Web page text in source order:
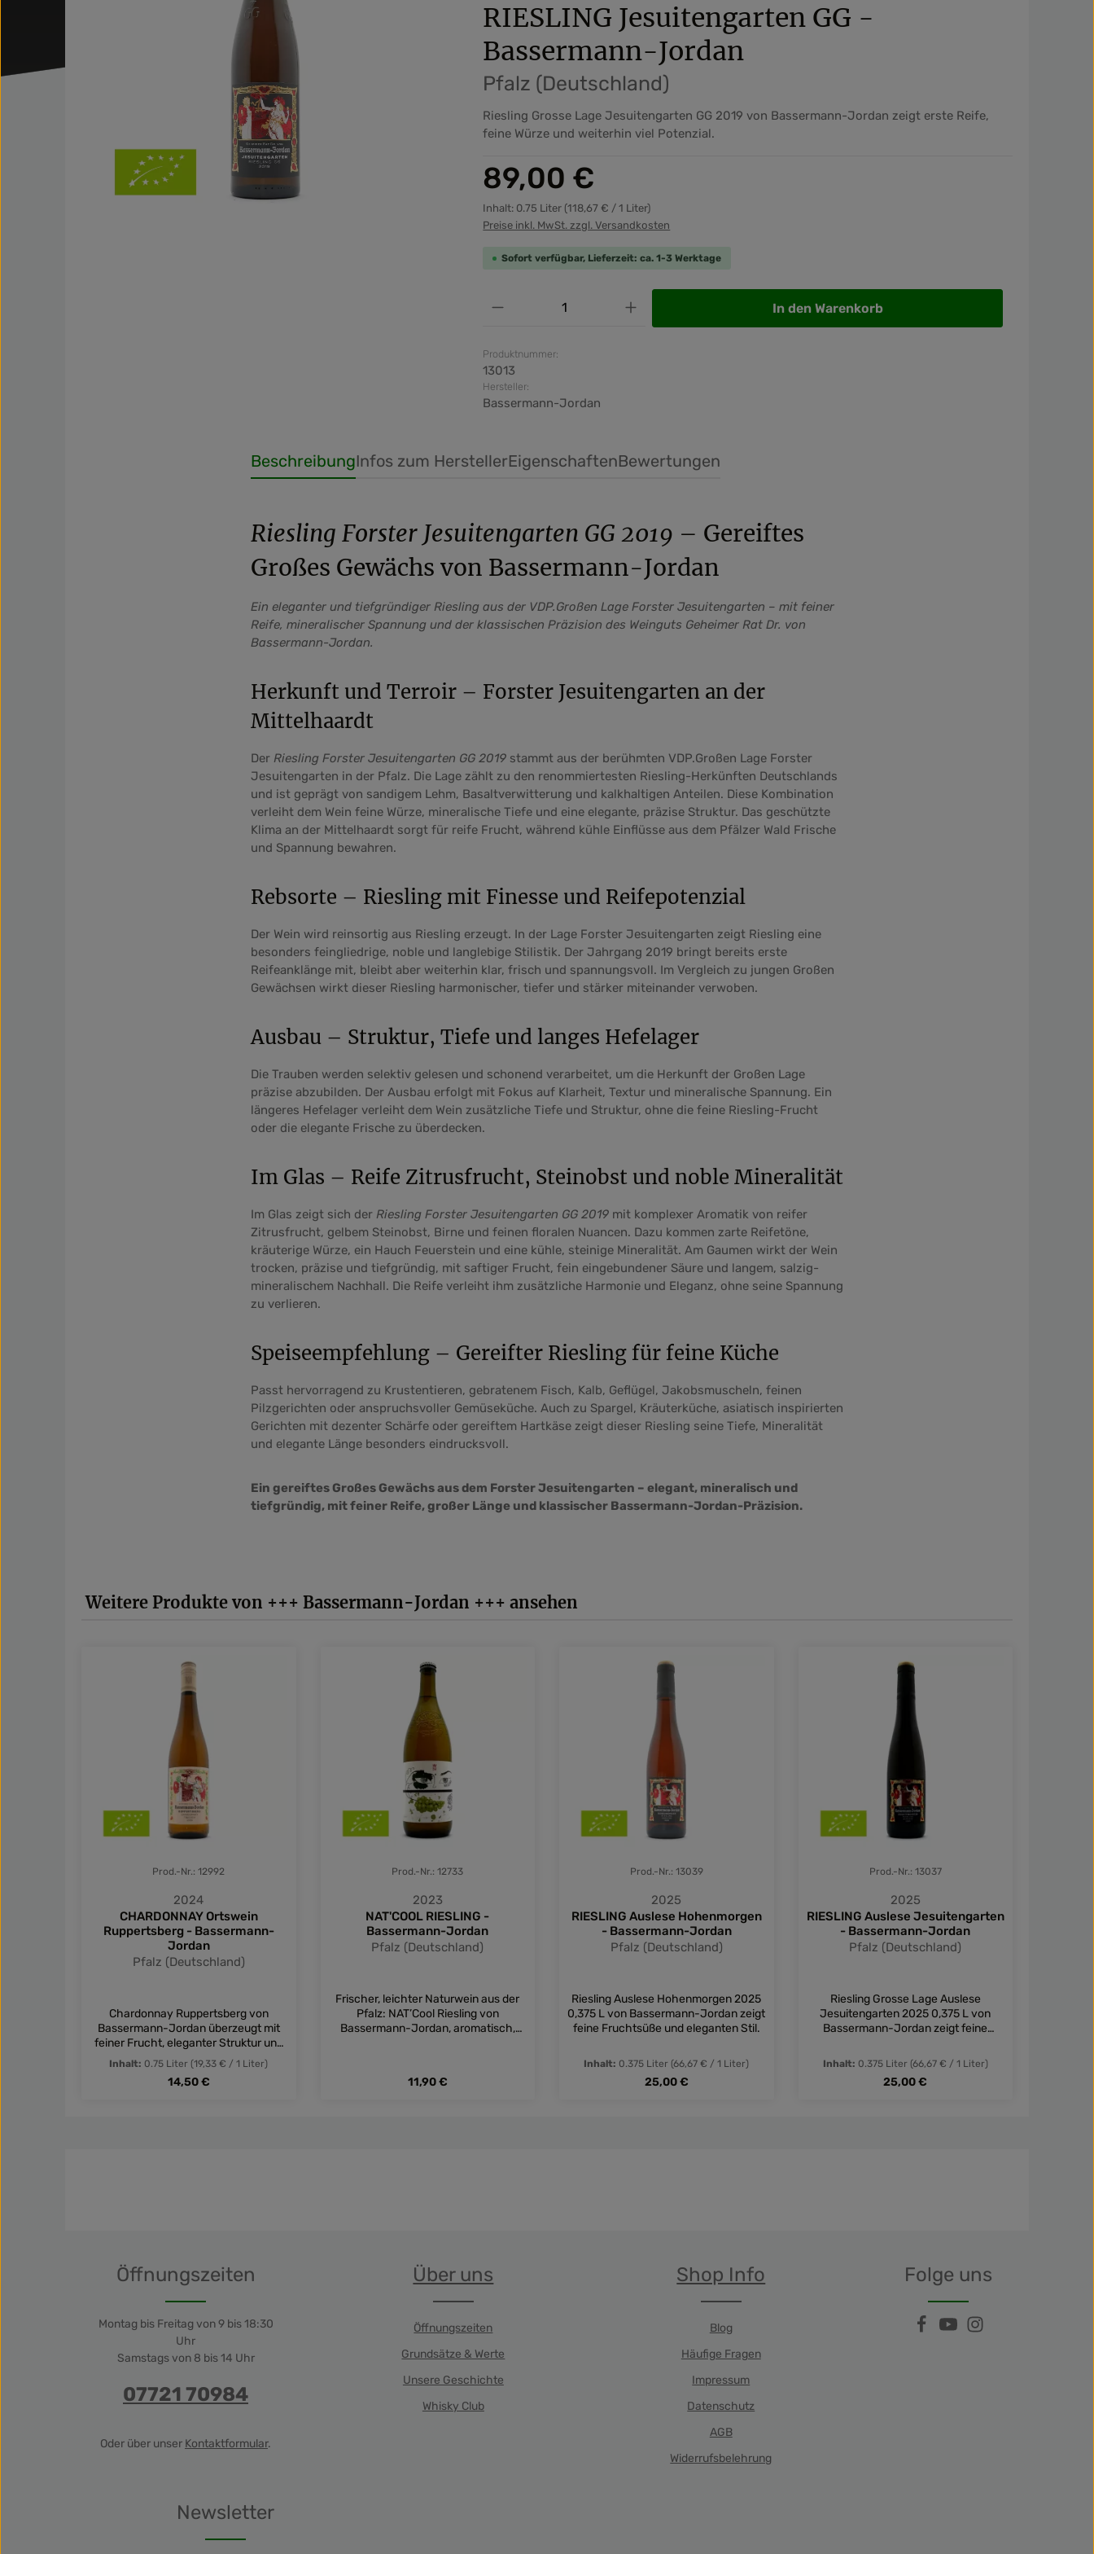
RIESLING Jesuitengarten GG -
Bassermann-Jordan
Pfalz (Deutschland)
Riesling Grosse Lage Jesuitengarten GG 2019 von Bassermann-Jordan zeigt erste Reife,
feine Würze und weiterhin viel Potenzial.
Regulärer Preis:
89,00 €
Inhalt: 0.75 Liter (118,67 € / 1 Liter)
Preise inkl. MwSt. zzgl. Versandkosten
Sofort verfügbar, Lieferzeit: ca. 1-3 Werktage
Produkt Anzahl: Gib den gewünschten Wert ein oder benutze die
In den Warenkorb
Produktnummer:
13013
Hersteller:
Bassermann-Jordan
BeschreibungInfos zum HerstellerEigenschaftenBewertungen
Riesling Forster Jesuitengarten GG 2019 – Gereiftes
Großes Gewächs von Bassermann-Jordan
Ein eleganter und tiefgründiger Riesling aus der VDP.Großen Lage Forster Jesuitengarten – mit feiner
Reife, mineralischer Spannung und der klassischen Präzision des Weinguts Geheimer Rat Dr. von
Bassermann-Jordan.
Herkunft und Terroir – Forster Jesuitengarten an der
Mittelhaardt
Der Riesling Forster Jesuitengarten GG 2019 stammt aus der berühmten VDP.Großen Lage Forster
Jesuitengarten in der Pfalz. Die Lage zählt zu den renommiertesten Riesling-Herkünften Deutschlands
und ist geprägt von sandigem Lehm, Basaltverwitterung und kalkhaltigen Anteilen. Diese Kombination
verleiht dem Wein feine Würze, mineralische Tiefe und eine elegante, präzise Struktur. Das geschützte
Klima an der Mittelhaardt sorgt für reife Frucht, während kühle Einflüsse aus dem Pfälzer Wald Frische
und Spannung bewahren.
Rebsorte – Riesling mit Finesse und Reifepotenzial
Der Wein wird reinsortig aus Riesling erzeugt. In der Lage Forster Jesuitengarten zeigt Riesling eine
besonders feingliedrige, noble und langlebige Stilistik. Der Jahrgang 2019 bringt bereits erste
Reifeanklänge mit, bleibt aber weiterhin klar, frisch und spannungsvoll. Im Vergleich zu jungen Großen
Gewächsen wirkt dieser Riesling harmonischer, tiefer und stärker miteinander verwoben.
Ausbau – Struktur, Tiefe und langes Hefelager
Die Trauben werden selektiv gelesen und schonend verarbeitet, um die Herkunft der Großen Lage
präzise abzubilden. Der Ausbau erfolgt mit Fokus auf Klarheit, Textur und mineralische Spannung. Ein
längeres Hefelager verleiht dem Wein zusätzliche Tiefe und Struktur, ohne die feine Riesling-Frucht
oder die elegante Frische zu überdecken.
Im Glas – Reife Zitrusfrucht, Steinobst und noble Mineralität
Im Glas zeigt sich der Riesling Forster Jesuitengarten GG 2019 mit komplexer Aromatik von reifer
Zitrusfrucht, gelbem Steinobst, Birne und feinen floralen Nuancen. Dazu kommen zarte Reifetöne,
kräuterige Würze, ein Hauch Feuerstein und eine kühle, steinige Mineralität. Am Gaumen wirkt der Wein
trocken, präzise und tiefgründig, mit saftiger Frucht, fein eingebundener Säure und langem, salzig-
mineralischem Nachhall. Die Reife verleiht ihm zusätzliche Harmonie und Eleganz, ohne seine Spannung
zu verlieren.
Speiseempfehlung – Gereifter Riesling für feine Küche
Passt hervorragend zu Krustentieren, gebratenem Fisch, Kalb, Geflügel, Jakobsmuscheln, feinen
Pilzgerichten oder anspruchsvoller Gemüseküche. Auch zu Spargel, Kräuterküche, asiatisch inspirierten
Gerichten mit dezenter Schärfe oder gereiftem Hartkäse zeigt dieser Riesling seine Tiefe, Mineralität
und elegante Länge besonders eindrucksvoll.
Ein gereiftes Großes Gewächs aus dem Forster Jesuitengarten – elegant, mineralisch und
tiefgründig, mit feiner Reife, großer Länge und klassischer Bassermann-Jordan-Präzision.
Produktgalerie überspringen
Weitere Produkte von +++ Bassermann-Jordan +++ ansehen
Prod.-Nr.: 12992
2024
CHARDONNAY Ortswein
Ruppertsberg - Bassermann-
Jordan
Pfalz (Deutschland)
Chardonnay Ruppertsberg von
Bassermann-Jordan überzeugt mit
feiner Frucht, eleganter Struktur und
harmonischem Stil.
Inhalt: 0.75 Liter (19,33 € / 1 Liter)
Regulärer Preis:
14,50 €
Prod.-Nr.: 12733
2023
NAT'COOL RIESLING -
Bassermann-Jordan
Pfalz (Deutschland)
Frischer, leichter Naturwein aus der
Pfalz: NAT’Cool Riesling von
Bassermann-Jordan, aromatisch,
Regulärer Preis:
11,90 €
Prod.-Nr.: 13039
2025
RIESLING Auslese Hohenmorgen
- Bassermann-Jordan
Pfalz (Deutschland)
Riesling Auslese Hohenmorgen 2025
0,375 L von Bassermann-Jordan zeigt
feine Fruchtsüße und eleganten Stil.
Inhalt: 0.375 Liter (66,67 € / 1 Liter)
Regulärer Preis:
25,00 €
Prod.-Nr.: 13037
2025
RIESLING Auslese Jesuitengarten
- Bassermann-Jordan
Pfalz (Deutschland)
Riesling Grosse Lage Auslese
Jesuitengarten 2025 0,375 L von
Bassermann-Jordan zeigt feine
Inhalt: 0.375 Liter (66,67 € / 1 Liter)
Regulärer Preis:
25,00 €
Öffnungszeiten
Montag bis Freitag von 9 bis 18:30
Uhr
Samstags von 8 bis 14 Uhr
07721 70984
Oder über unser Kontaktformular.
Über uns
Öffnungszeiten
Grundsätze & Werte
Unsere Geschichte
Whisky Club
Shop Info
Blog
Häufige Fragen
Impressum
Datenschutz
AGB
Widerrufsbelehrung
Folge uns
Newsletter